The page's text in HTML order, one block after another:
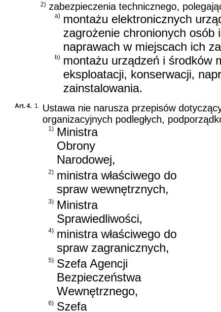
2) zabezpieczenia technicznego,
a) montażu elektronicznych
zagrożenie chronionych
naprawach w miejscach ich
b) montażu urządzeń i środków
eksploatacji, konserwacji,
zainstalowania.
Art. 4. 1. Ustawa nie narusza przepisów
organizacyjnych podległych,
1) Ministra
Obrony
Narodowej,
2) ministra właściwego do
spraw wewnętrznych,
3) Ministra
Sprawiedliwości,
4) ministra właściwego do
spraw zagranicznych,
5) Szefa Agencji
Bezpieczeństwa
Wewnętrznego,
6) Szefa